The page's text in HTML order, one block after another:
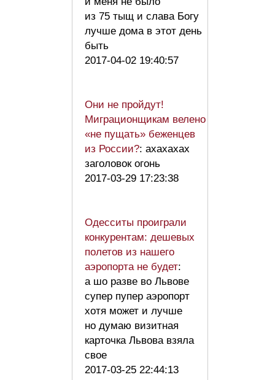
из 75 тыщ и слава Богу
лучше дома в этот день
быть
2017-04-02 19:40:57
Они не пройдут!
Миграционщикам велено
«не пущать» беженцев
из России?: ахахахах
заголовок огонь
2017-03-29 17:23:38
Одесситы проиграли
конкурентам: дешевых
полетов из нашего
аэропорта не будет:
а шо разве во Львове
супер пупер аэропорт
хотя может и лучше
но думаю визитная
карточка Львова взяла
свое
2017-03-25 22:44:13